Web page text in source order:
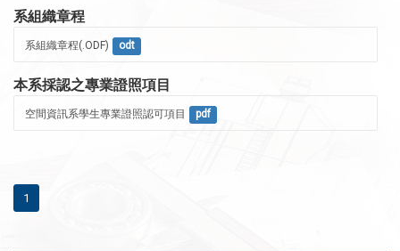
系組織章程
系組織章程(.ODF) odt
本系採認之專業證照項目
空間資訊系學生專業證照認可項目 pdf
1